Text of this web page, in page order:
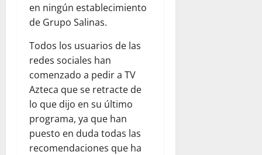
en ningún establecimiento
de Grupo Salinas.
Todos los usuarios de las
redes sociales han
comenzado a pedir a TV
Azteca que se retracte de
lo que dijo en su último
programa, ya que han
puesto en duda todas las
recomendaciones que ha